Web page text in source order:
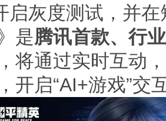
启灰度测试，并
是腾讯首款、行
将通过实时互动
开启“AI+游戏”交